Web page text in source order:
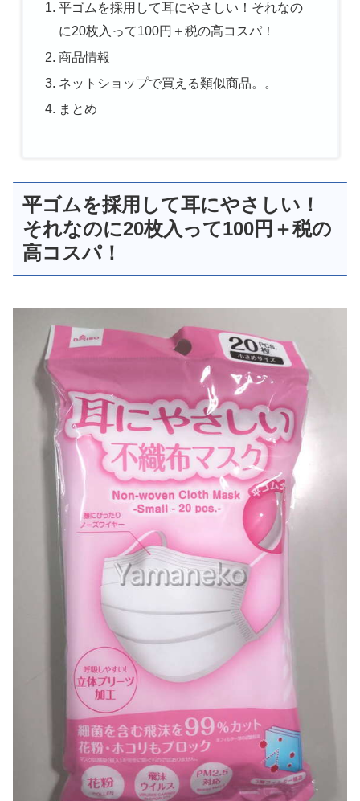
平ゴムを採用して耳にやさしい！それなの
に20枚入って100円＋税の高コスパ！
商品情報
ネットショップで買える類似商品。。
まとめ
平ゴムを採用して耳にやさしい！
それなのに20枚入って100円＋税の
高コスパ！